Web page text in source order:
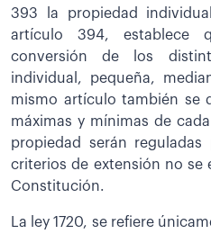
393 la propiedad
artículo 394, establece
conversión de los
individual, pequeña,
mismo artículo también se
máximas y mínimas de
propiedad serán
criterios de extensión no se
Constitución.
La ley 1720, se refiere